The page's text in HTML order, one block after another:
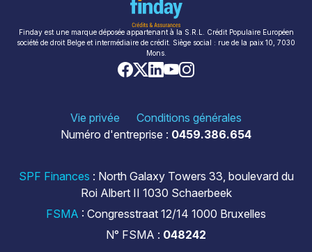
Finday est une marque déposée appartenant à la S.R.L. Crédit Populaire Européen
société de droit Belge et intermédiaire de crédit. Siège social : rue de la paix 10, 7030
Mons.
Vie privée
Conditions générales
Numéro d'entreprise : 0459.386.654
SPF Finances : North Galaxy Towers 33, boulevard du
Roi Albert II 1030 Schaerbeek
FSMA : Congresstraat 12/14 1000 Bruxelles
N° FSMA : 048242